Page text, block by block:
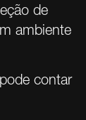
de
ambiente
contar